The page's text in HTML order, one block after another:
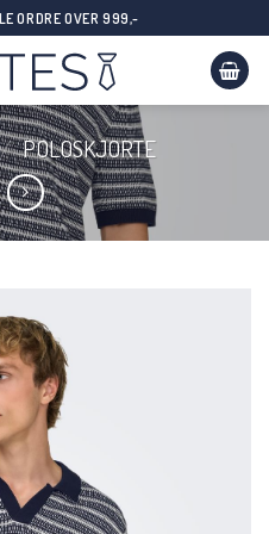
ORDRE OVER 999,-
/ POLOSKJORTE